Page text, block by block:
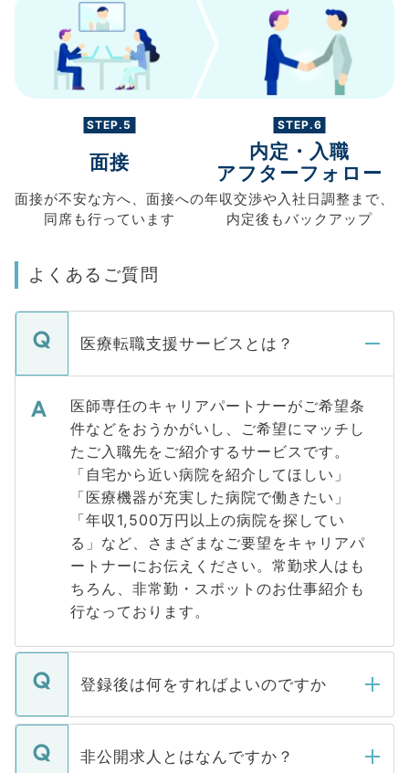
STEP.5
面接
面接が不安な方へ、 面接への
同席も行っています
STEP.6
内定・入職
アフターフォロー
年収交渉や入社日調整まで、
内定後もバックアップ
よくあるご質問
医療転職支援サービスとは？
医師専任のキャリアパートナーがご希望条
件などをおうかがいし、ご希望にマッチし
たご入職先をご紹介するサービスです。
「自宅から近い病院を紹介してほしい」
「医療機器が充実した病院で働きたい」
「年収1,500万円以上の病院を探してい
る」など、さまざまなご要望をキャリアパ
ートナーにお伝えください。常勤求人はも
ちろん、非常勤・スポットのお仕事紹介も
行なっております。
登録後は何をすればよいのですか
ご登録いただきましたら、弊社担当者がご
登録内容を確認し、その後メールもしくは
非公開求人とはなんですか？